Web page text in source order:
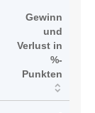
Gewinn
und
Verlust in
%-
Punkten